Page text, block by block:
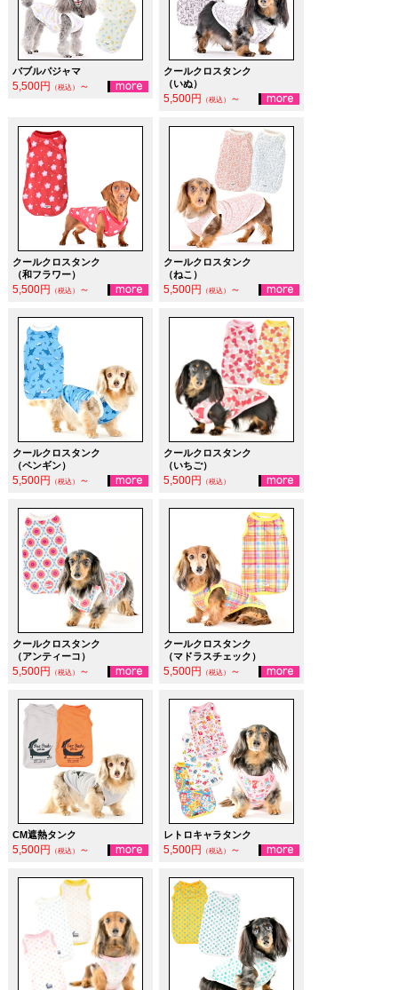
バブルパジャマ
5,500円 （税込） ～
クールクロスタンク
（いぬ）
5,500円 （税込） ～
クールクロスタンク
（和フラワー）
5,500円 （税込） ～
クールクロスタンク
（ねこ）
5,500円 （税込） ～
クールクロスタンク
（ペンギン）
5,500円 （税込） ～
クールクロスタンク
（いちご）
5,500円 （税込）
クールクロスタンク
（アンティーコ）
5,500円 （税込） ～
クールクロスタンク
（マドラスチェック）
5,500円 （税込） ～
CM遮熱タンク
5,500円 （税込） ～
レトロキャラタンク
5,500円 （税込） ～